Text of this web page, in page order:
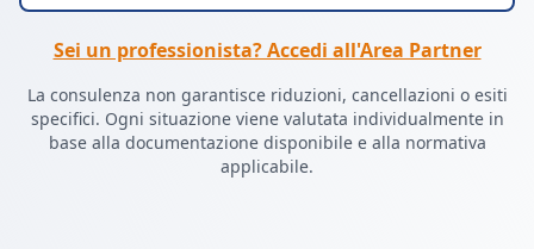
Sei un professionista? Accedi all'Area Partner
La consulenza non garantisce riduzioni, cancellazioni o esiti
specifici. Ogni situazione viene valutata individualmente in
base alla documentazione disponibile e alla normativa
applicabile.